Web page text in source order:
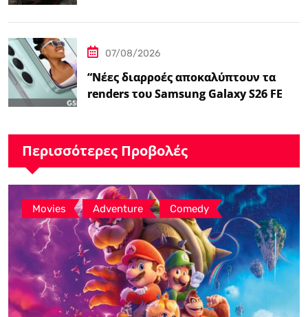
07/08/2026
“Νέες διαρροές αποκαλύπτουν τα
renders του Samsung Galaxy S26 FE
Περισσότερες Προβολές
Movies , Adventure , Comedy